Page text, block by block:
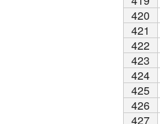
420
421
422
423
424
425
426
427
420
421
422
423
424
425
426
427